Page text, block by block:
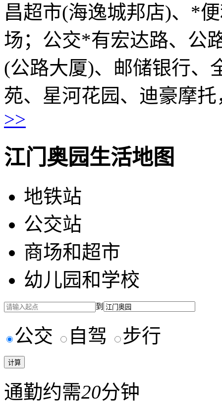
昌超市(海逸城邦店)、*
场；公交*有宏达路、公
(公路大厦)、邮储银行、
苑、星河花园、迪豪摩
>>
江门奥园生活地图
地铁站
公交站
商场和超市
幼儿园和学校
到
公交 自驾 步行
通勤约需20分钟